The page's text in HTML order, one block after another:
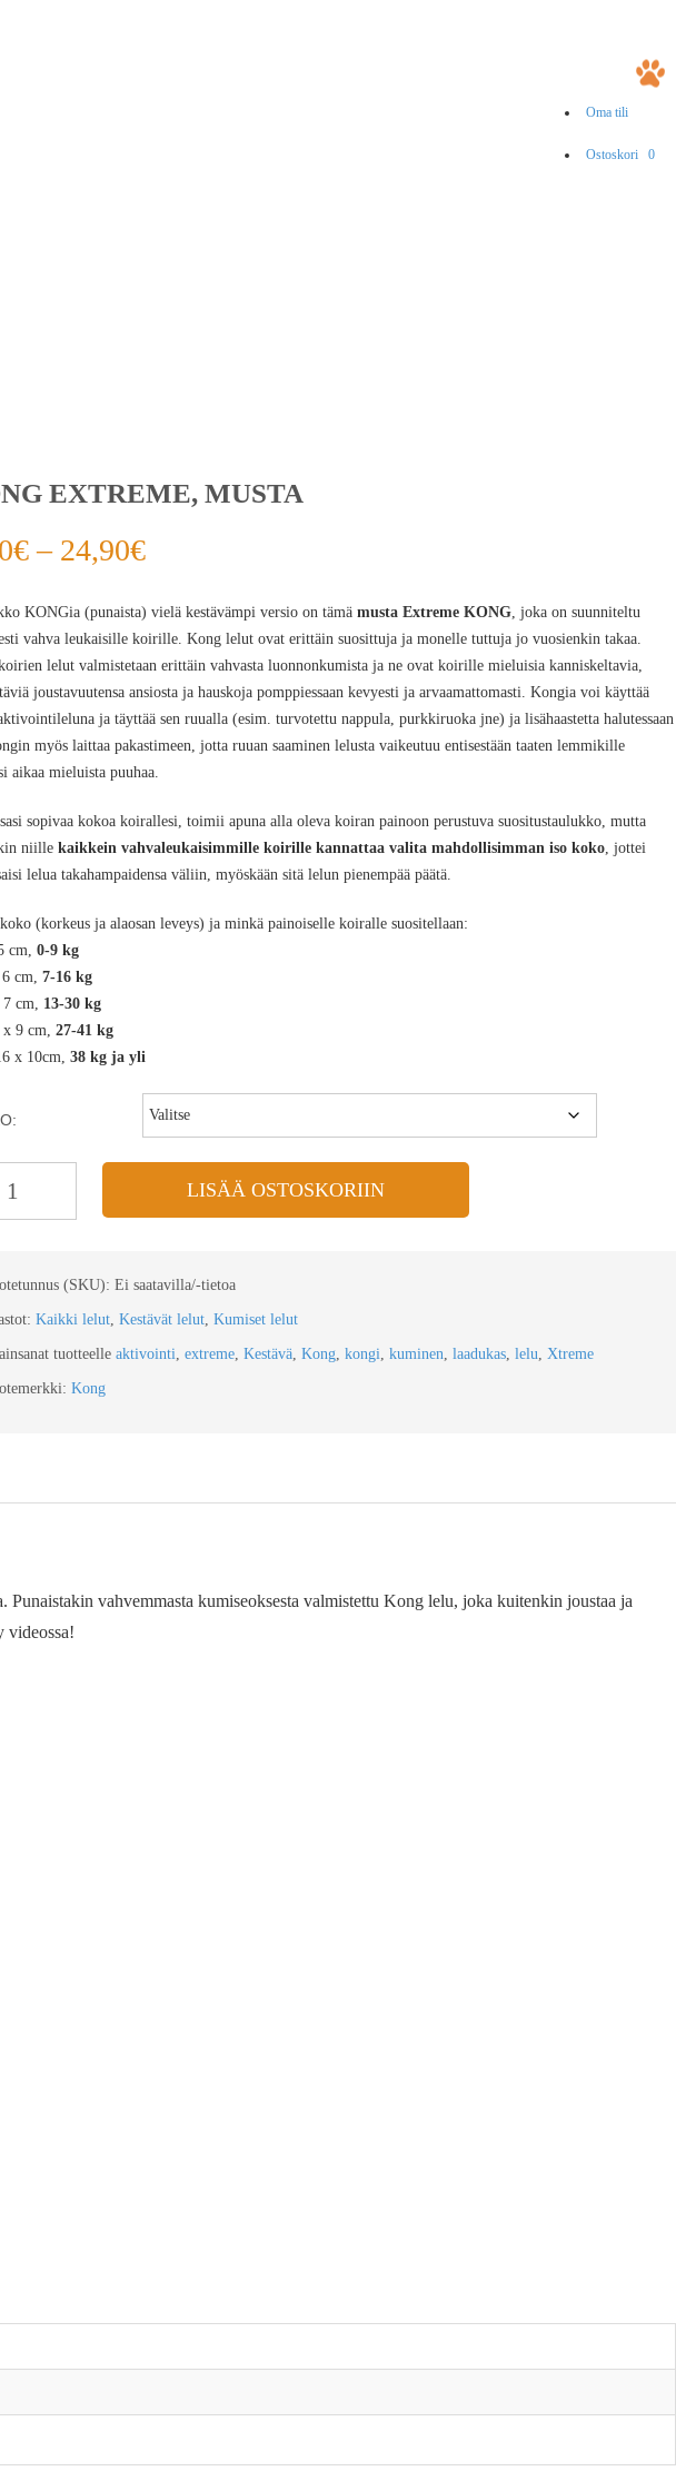
Oma tili
Ostoskori 0
EXTREME, MUSTA
€ – 24,90€
KONGia (punaista) vielä kestävämpi versio on tämä musta Extreme KONG, joka on suunniteltu
vahva leukaisille koirille. Kong lelut ovat erittäin suosittuja ja monelle tuttuja jo vuosienkin takaa.
lelut valmistetaan erittäin vahvasta luonnonkumista ja ne ovat koirille mieluisia kanniskeltavia,
joustavuutensa ansiosta ja hauskoja pomppiessaan kevyesti ja arvaamattomasti. Kongia voi käyttää
ja täyttää sen ruualla (esim. turvotettu nappula, purkkiruoka jne) ja lisähaastetta halutessaan
myös laittaa pakastimeen, jotta ruuan saaminen lelusta vaikeutuu entisestään taaten lemmikille
aikaa mieluista puuhaa.
sopivaa kokoa koirallesi, toimii apuna alla oleva koiran painoon perustuva suositustaulukko, mutta
niille kaikkein vahvaleukaisimmille koirille kannattaa valita mahdollisimman iso koko, jottei
lelua takahampaidensa väliin, myöskään sitä lelun pienempää päätä.
(korkeus ja alaosan leveys) ja minkä painoiselle koiralle suositellaan:
cm, 0-9 kg
cm, 7-16 kg
7 cm, 13-30 kg
x 9 cm, 27-41 kg
x 10cm, 38 kg ja yli
LISÄÄ OSTOSKORIIN
(SKU): Ei saatavilla/-tietoa
Kaikki lelut, Kestävät lelut, Kumiset lelut
tuotteelle aktivointi, extreme, Kestävä, Kong, kongi, kuminen, laadukas, lelu, Xtreme
Kong
vahvemmasta kumiseoksesta valmistettu Kong lelu, joka kuitenkin joustaa ja
videossa!